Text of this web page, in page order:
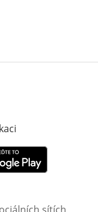
okně